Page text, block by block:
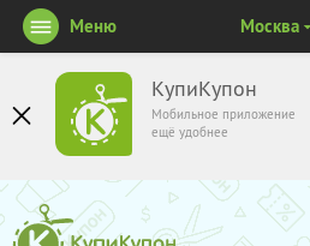
КупиКупон
Мобильное приложение
ещё удобнее
Меню Москва